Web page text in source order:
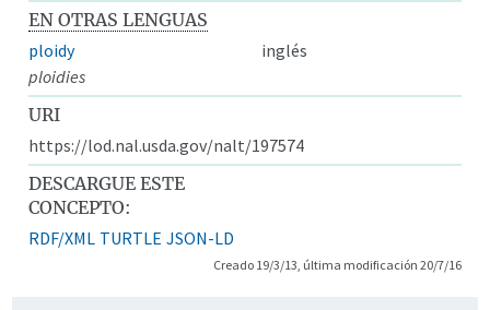
EN OTRAS LENGUAS
ploidy
inglés
ploidies
URI
https://lod.nal.usda.gov/nalt/197574
DESCARGUE ESTE
CONCEPTO:
RDF/XML TURTLE JSON-LD
Creado 19/3/13, última modificación 20/7/16